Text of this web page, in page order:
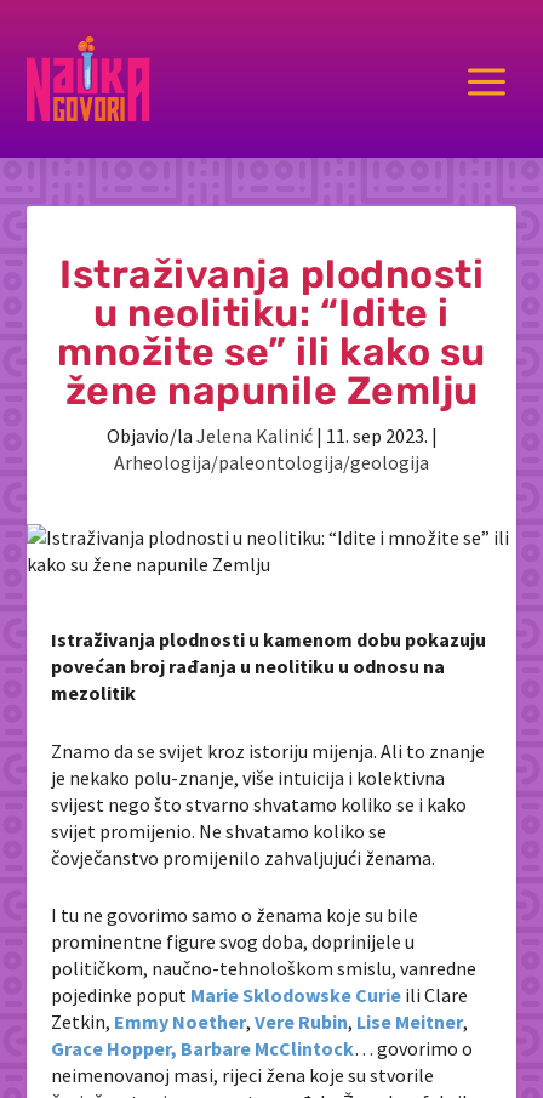
a
Istraživanja plodnosti
u neolitiku: “Idite i
množite se” ili kako su
žene napunile Zemlju
Objavio/la Jelena Kalinić| 11. sep 2023. |
Arheologija/paleontologija/geologija
Istraživanja plodnosti u kamenom dobu pokazuju
povećan broj rađanja u neolitiku u odnosu na
mezolitik
Znamo da se svijet kroz istoriju mijenja. Ali to znanje
je nekako polu-znanje, više intuicija i kolektivna
svijest nego što stvarno shvatamo koliko se i kako
svijet promijenio. Ne shvatamo koliko se
čovječanstvo promijenilo zahvaljujući ženama.
I tu ne govorimo samo o ženama koje su bile
prominentne figure svog doba, doprinijele u
političkom, naučno-tehnološkom smislu, vanredne
pojedinke poput Marie Sklodowske Curie ili Clare
Zetkin, Emmy Noether,Vere Rubin, Lise Meitner,
Grace Hopper, Barbare McClintock… govorimo o
neimenovanoj masi, rijeci žena koje su stvorile